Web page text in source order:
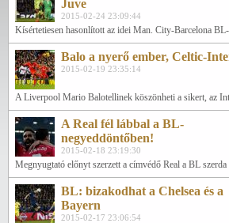
Juve
2015-02-24 23:09:44
Kísértetiesen hasonlított az idei Man. City-Barcelona
Balo a nyerő ember, Celtic-
2015-02-19 23:35:14
A Liverpool Mario Balotellinek köszönheti a sikert, az
A Real fél lábbal a BL-
negyeddöntőben!
2015-02-18 23:19:30
Megnyugtató előnyt szerzett a címvédő Real a BL
BL: bizakodhat a Chelsea és a
Bayern
2015-02-17 23:06:54